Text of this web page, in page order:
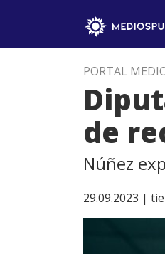
PORTAL
de
Núñez
29.09.2023 |